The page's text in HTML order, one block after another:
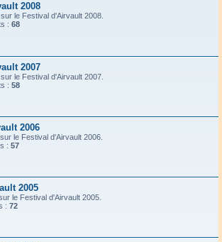
2008
le Festival d'Airvault 2008.
: 68
2007
le Festival d'Airvault 2007.
: 58
2006
le Festival d'Airvault 2006.
: 57
2005
le Festival d'Airvault 2005.
: 72